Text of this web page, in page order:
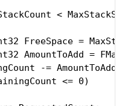
<
FreeSpace =
AmountToAdd =
-= AmountToAdd;
<= 0)